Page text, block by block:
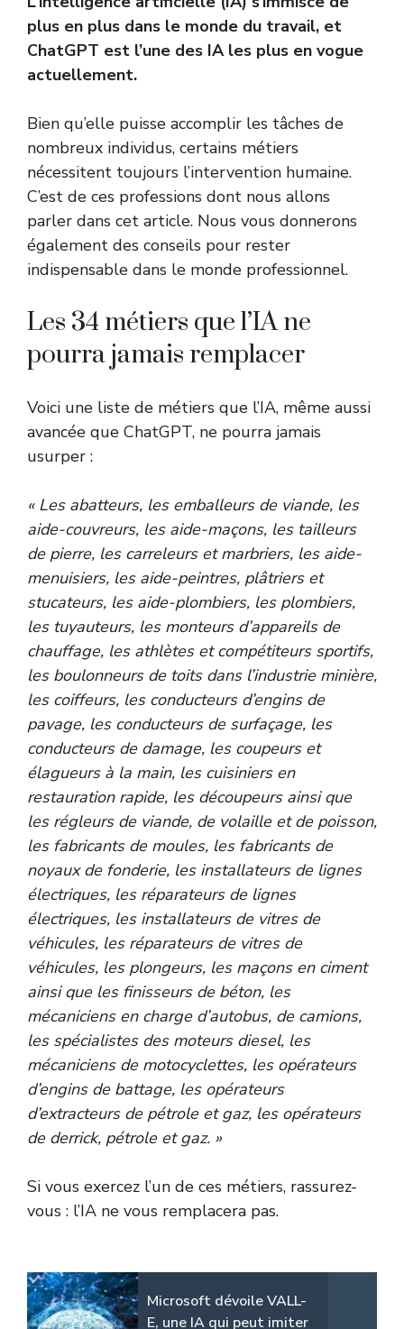
plus en plus dans le monde du travail, et
ChatGPT est l’une des IA les plus en vogue
actuellement.
Bien qu’elle puisse accomplir les tâches de
nombreux individus, certains métiers
nécessitent toujours l’intervention humaine.
C’est de ces professions dont nous allons
parler dans cet article. Nous vous donnerons
également des conseils pour rester
indispensable dans le monde professionnel.
Les 34 métiers que l’IA ne
pourra jamais remplacer
Voici une liste de métiers que l’IA, même aussi
avancée que ChatGPT, ne pourra jamais
usurper :
« Les abatteurs, les emballeurs de viande, les
aide-couvreurs, les aide-maçons, les tailleurs
de pierre, les carreleurs et marbriers, les aide-
menuisiers, les aide-peintres, plâtriers et
stucateurs, les aide-plombiers, les plombiers,
les tuyauteurs, les monteurs d’appareils de
chauffage, les athlètes et compétiteurs sportifs,
les boulonneurs de toits dans l’industrie minière,
les coiffeurs, les conducteurs d’engins de
pavage, les conducteurs de surfaçage, les
conducteurs de damage, les coupeurs et
élagueurs à la main, les cuisiniers en
restauration rapide, les découpeurs ainsi que
les régleurs de viande, de volaille et de poisson,
les fabricants de moules, les fabricants de
noyaux de fonderie, les installateurs de lignes
électriques, les réparateurs de lignes
électriques, les installateurs de vitres de
véhicules, les réparateurs de vitres de
véhicules, les plongeurs, les maçons en ciment
ainsi que les finisseurs de béton, les
mécaniciens en charge d’autobus, de camions,
les spécialistes des moteurs diesel, les
mécaniciens de motocyclettes, les opérateurs
d’engins de battage, les opérateurs
d’extracteurs de pétrole et gaz, les opérateurs
de derrick, pétrole et gaz. »
Si vous exercez l’un de ces métiers, rassurez-
vous : l’IA ne vous remplacera pas.
Microsoft dévoile VALL-
E, une IA qui peut imiter